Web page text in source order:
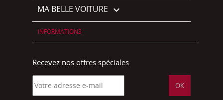
MA BELLE VOITURE 
INFORMATIONS
Recevez nos offres spéciales